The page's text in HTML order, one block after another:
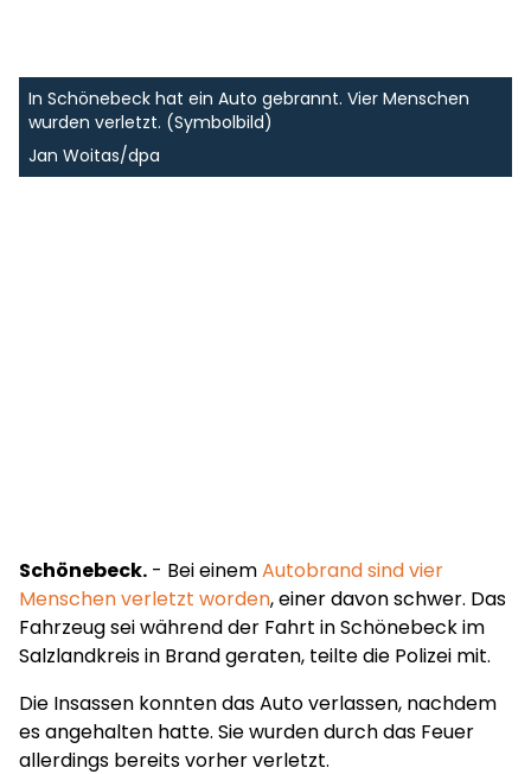
In Schönebeck hat ein Auto gebrannt. Vier Menschen
wurden verletzt. (Symbolbild)
Jan Woitas/dpa
Schönebeck. - Bei einemAutobrand sind vier
Menschen verletzt worden, einer davon schwer. Das
Fahrzeug sei während der Fahrt in Schönebeck im
Salzlandkreis in Brand geraten, teilte die Polizei mit.
Die Insassen konnten das Auto verlassen, nachdem
es angehalten hatte. Sie wurden durch das Feuer
allerdings bereits vorher verletzt.